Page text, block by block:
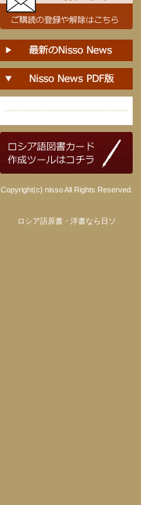
Copyright(c) nisso All Rights Reserved.
ロシア語原書・洋書なら日ソ